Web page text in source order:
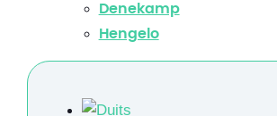
Denekamp
Hengelo